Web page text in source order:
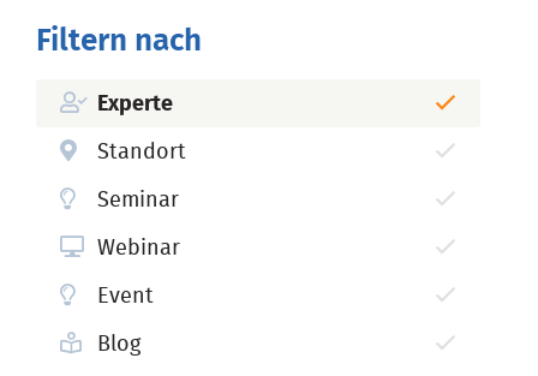
Filtern nach
Experte
Standort
Seminar
Webinar
Event
Blog